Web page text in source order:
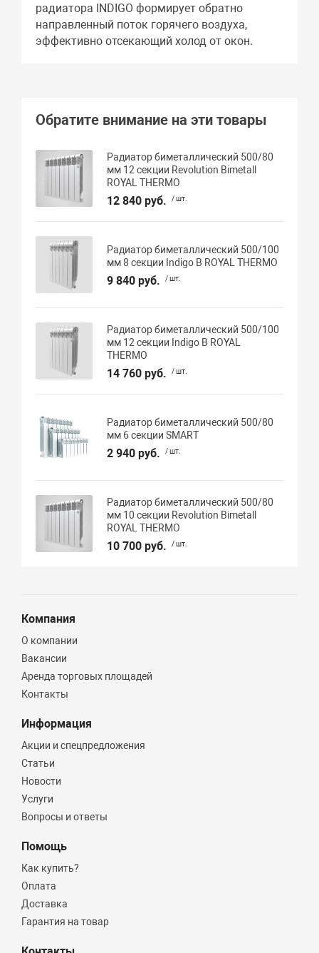
радиатора INDIGO формирует обратно
направленный поток горячего воздуха,
эффективно отсекающий холод от окон.
Обратите внимание на эти товары
Радиатор биметаллический 500/80
мм 12 секции Revolution Bimetall
ROYAL THERMO
12 840 руб. / шт.
Радиатор биметаллический 500/100
мм 8 секции Indigo В ROYAL THERMO
9 840 руб. / шт.
Радиатор биметаллический 500/100
мм 12 секции Indigo В ROYAL
THERMO
14 760 руб. / шт.
Радиатор биметаллический 500/80
мм 6 секции SMART
2 940 руб. / шт.
Радиатор биметаллический 500/80
мм 10 секции Revolution Bimetall
ROYAL THERMO
10 700 руб. / шт.
Компания
О компании
Вакансии
Аренда торговых площадей
Контакты
Информация
Акции и спецпредложения
Статьи
Новости
Услуги
Вопросы и ответы
Помощь
Как купить?
Оплата
Доставка
Гарантия на товар